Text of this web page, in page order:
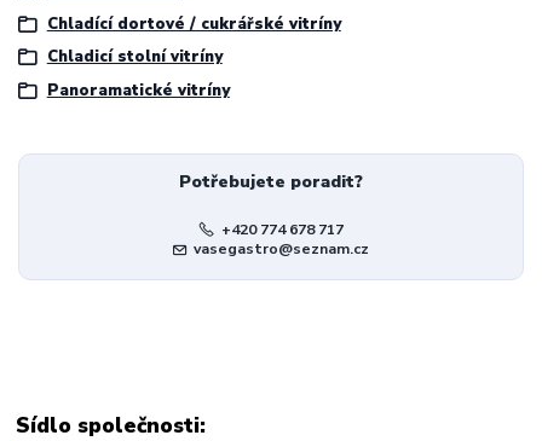
Chladící dortové / cukrářské vitríny
Chladicí stolní vitríny
Panoramatické vitríny
Potřebujete poradit?
+420 774 678 717
vasegastro@seznam.cz
Sídlo společnosti: